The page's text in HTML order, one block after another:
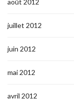
août 2012
juillet 2012
juin 2012
mai 2012
avril 2012